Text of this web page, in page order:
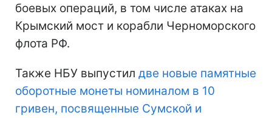
боевых операций, в том числе атаках на
Крымский мост и корабли Черноморского
флота РФ.
Также НБУ выпустил две новые памятные
оборотные монеты номиналом в 10
гривен, посвященные Сумской и